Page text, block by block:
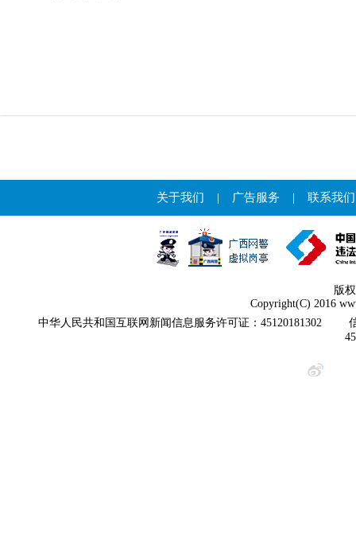
关于我们 | 广告服务 | 联系我们
版
Copyright(C) 2016
中华人民共和国互联网新闻信息服务许可证：45120181302